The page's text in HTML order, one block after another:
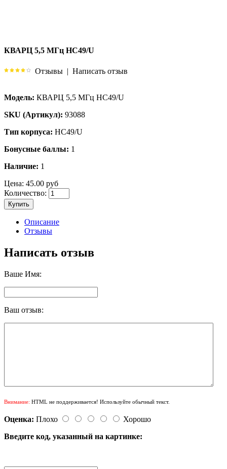
КВАРЦ 5,5 МГц HC49/U
Отзывы | Написать отзыв
Модель: КВАРЦ 5,5 МГц HC49/U
SKU (Артикул): 93088
Тип корпуса: HC49/U
Бонусные баллы: 1
Наличие: 1
Цена: 45.00 руб
Количество:
Купить
Описание
Отзывы
Написать отзыв
Ваше Имя:
Ваш отзыв:
Внимание: HTML не поддерживается! Используйте обычный текст.
Оценка: Плохо
Хорошо
Введите код, указанный на картинке: